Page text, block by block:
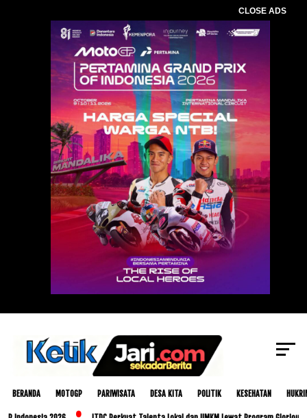
CLOSE ADS
BERANDA MOTOGP PARIWISATA DESA KITA POLITIK KESEHATAN